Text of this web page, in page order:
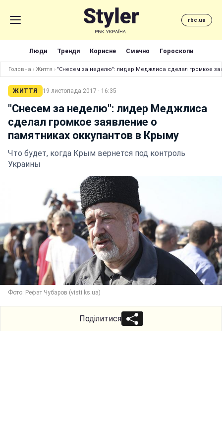
rbc.ua
Люди Тренди Корисне Смачно Гороскопи
Головна › Життя › "Снесем за неделю": лидер Меджлиса сделал громкое
ЖИТТЯ 19 листопада 2017 · 16:35
"Снесем за неделю": лидер Меджлиса
сделал громкое заявление о
памятниках оккупантов в Крыму
Что будет, когда Крым вернется под контроль
Украины
Фото: Рефат Чубаров (visti.ks.ua)
Поділитися